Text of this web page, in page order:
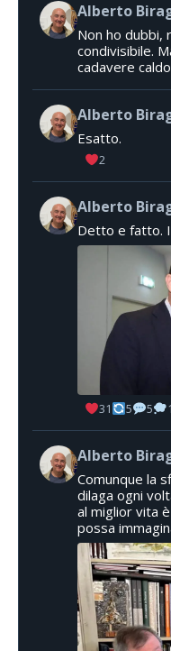
Alberto
Non ho dubbi,
condivisibile.
cadavere
Alberto
Esatto.
2
Alberto
Detto e fatto.
31 5 5 1
Alberto
Comunque la
dilaga ogni
al miglior vita
possa